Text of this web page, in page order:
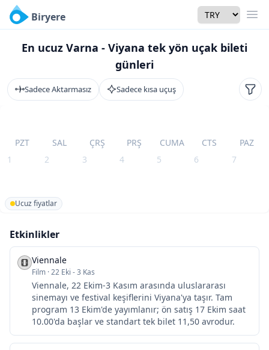
Biryere Currency
En ucuz Varna - Viyana tek yön uçak bileti
günleri
Sadece Aktarmasız Sadece kısa uçuş
PZT SAL ÇRŞ PRŞ CUMA CTS
PAZ
1
2 3 4 5 6 7
Ucuz fiyatlar
Etkinlikler
Viennale
Film ·22 Eki - 3 Kas
Viennale, 22 Ekim-3 Kasım arasında uluslararası
sinemayı ve festival keşiflerini Viyana'ya taşır. Tam
program 13 Ekim'de yayımlanır; ön satış 17 Ekim saat
10.00'da başlar ve standart tek bilet 11,50 avrodur.